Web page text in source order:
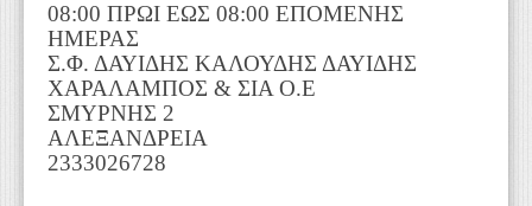
08:00 ΠΡΩΙ ΕΩΣ 08:00 ΕΠΟΜΕΝΗΣ
ΗΜΕΡΑΣ
Σ.Φ. ΔΑΥΙΔΗΣ ΚΑΛΟΥΔΗΣ ΔΑΥΙΔΗΣ
ΧΑΡΑΛΑΜΠΟΣ & ΣΙΑ Ο.Ε
ΣΜΥΡΝΗΣ 2
ΑΛΕΞΑΝΔΡΕΙΑ
2333026728